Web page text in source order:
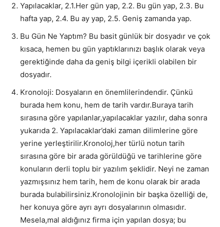
Yapılacaklar, 2.1.Her gün yap, 2.2. Bu gün yap, 2.3. Bu
hafta yap, 2.4. Bu ay yap, 2.5. Geniş zamanda yap.
Bu Gün Ne Yaptım? Bu basit günlük bir dosyadır ve çok
kısaca, hemen bu gün yaptıklarınızı başlık olarak veya
gerektiğinde daha da geniş bilgi içerikli olabilen bir
dosyadır.
Kronoloji: Dosyaların en önemlilerindendir. Çünkü
burada hem konu, hem de tarih vardır.Buraya tarih
sırasına göre yapılanlar,yapılacaklar yazılır, daha sonra
yukarıda 2. Yapılacaklar’daki zaman dilimlerine göre
yerine yerleştirilir.Kronoloj,her türlü notun tarih
sırasına göre bir arada görüldüğü ve tarihlerine göre
konuların derli toplu bir yazılım şeklidir. Neyi ne zaman
yazmışsınız hem tarih, hem de konu olarak bir arada
burada bulabilirsiniz.Kronolojinin bir başka özelliği de,
her konuya göre ayrı ayrı dosyalarının olmasıdır.
Mesela,mal aldığınız firma için yapılan dosya; bu